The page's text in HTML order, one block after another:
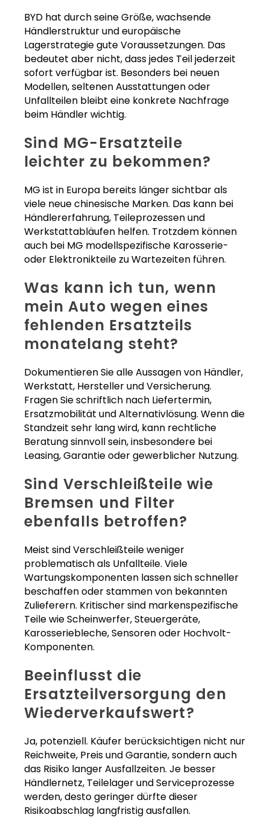
BYD hat durch seine Größe, wachsende
Händlerstruktur und europäische
Lagerstrategie gute Voraussetzungen. Das
bedeutet aber nicht, dass jedes Teil jederzeit
sofort verfügbar ist. Besonders bei neuen
Modellen, seltenen Ausstattungen oder
Unfallteilen bleibt eine konkrete Nachfrage
beim Händler wichtig.
Sind MG-Ersatzteile
leichter zu bekommen?
MG ist in Europa bereits länger sichtbar als
viele neue chinesische Marken. Das kann bei
Händlererfahrung, Teileprozessen und
Werkstattabläufen helfen. Trotzdem können
auch bei MG modellspezifische Karosserie-
oder Elektronikteile zu Wartezeiten führen.
Was kann ich tun, wenn
mein Auto wegen eines
fehlenden Ersatzteils
monatelang steht?
Dokumentieren Sie alle Aussagen von Händler,
Werkstatt, Hersteller und Versicherung.
Fragen Sie schriftlich nach Liefertermin,
Ersatzmobilität und Alternativlösung. Wenn die
Standzeit sehr lang wird, kann rechtliche
Beratung sinnvoll sein, insbesondere bei
Leasing, Garantie oder gewerblicher Nutzung.
Sind Verschleißteile wie
Bremsen und Filter
ebenfalls betroffen?
Meist sind Verschleißteile weniger
problematisch als Unfallteile. Viele
Wartungskomponenten lassen sich schneller
beschaffen oder stammen von bekannten
Zulieferern. Kritischer sind markenspezifische
Teile wie Scheinwerfer, Steuergeräte,
Karosseriebleche, Sensoren oder Hochvolt-
Komponenten.
Beeinflusst die
Ersatzteilversorgung den
Wiederverkaufswert?
Ja, potenziell. Käufer berücksichtigen nicht nur
Reichweite, Preis und Garantie, sondern auch
das Risiko langer Ausfallzeiten. Je besser
Händlernetz, Teilelager und Serviceprozesse
werden, desto geringer dürfte dieser
Risikoabschlag langfristig ausfallen.